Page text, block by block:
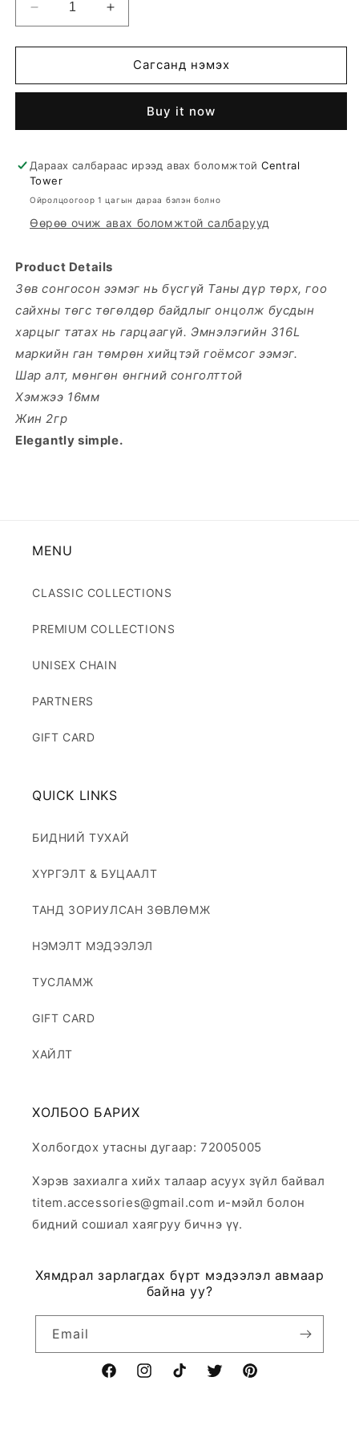
Decrease
quantity
for
Increase
quantity
for
ЧЭ168026
Сагсанд нэмэх
Buy it now
Дараах салбараас ирээд авах боломжтойCentral
Tower
Ойролцоогоор 1 цагын дараа бэлэн болно
Өөрөө очиж авах боломжтой салбарууд
Product Details
Зөв сонгосон ээмэг нь бүсгүй Таны дүр төрх, гоо
сайхны төгс төгөлдөр байдлыг онцолж бусдын
харцыг татах нь гарцаагүй. Эмнэлэгийн 316L
маркийн ган төмрөн хийцтэй гоёмсог ээмэг.
Шар алт, мөнгөн өнгний сонголттой
Хэмжээ 16мм
Жин 2гр
Elegantly simple.
MENU
CLASSIC COLLECTIONS
PREMIUM COLLECTIONS
UNISEX CHAIN
PARTNERS
GIFT CARD
QUICK LINKS
БИДНИЙ ТУХАЙ
ХҮРГЭЛТ & БУЦААЛТ
ТАНД ЗОРИУЛСАН ЗӨВЛӨМЖ
НЭМЭЛТ МЭДЭЭЛЭЛ
ТУСЛАМЖ
GIFT CARD
ХАЙЛТ
ХОЛБОО БАРИХ
Холбогдох утасны дугаар: 72005005
Хэрэв захиалга хийх талаар асуух зүйл байвал
titem.accessories@gmail.com и-мэйл болон
бидний сошиал хаягруу бичнэ үү.
Хямдрал зарлагдах бүрт мэдээлэл авмаар
байна уу?
Email
FacebookInstagramTikTok TwitterPinterest